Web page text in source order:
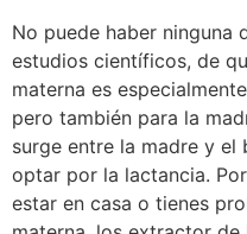
No puede haber ninguna
estudios científicos, de
materna es
pero también para la
surge entre la madre y el
optar por la lactancia.
estar en casa o tienes